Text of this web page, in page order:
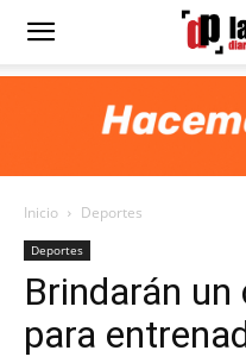
Diario
Portada
Inicio Deportes
Deportes
Brindarán
para